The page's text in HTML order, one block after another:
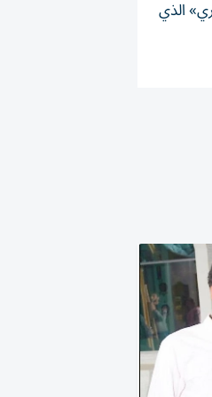
الذي